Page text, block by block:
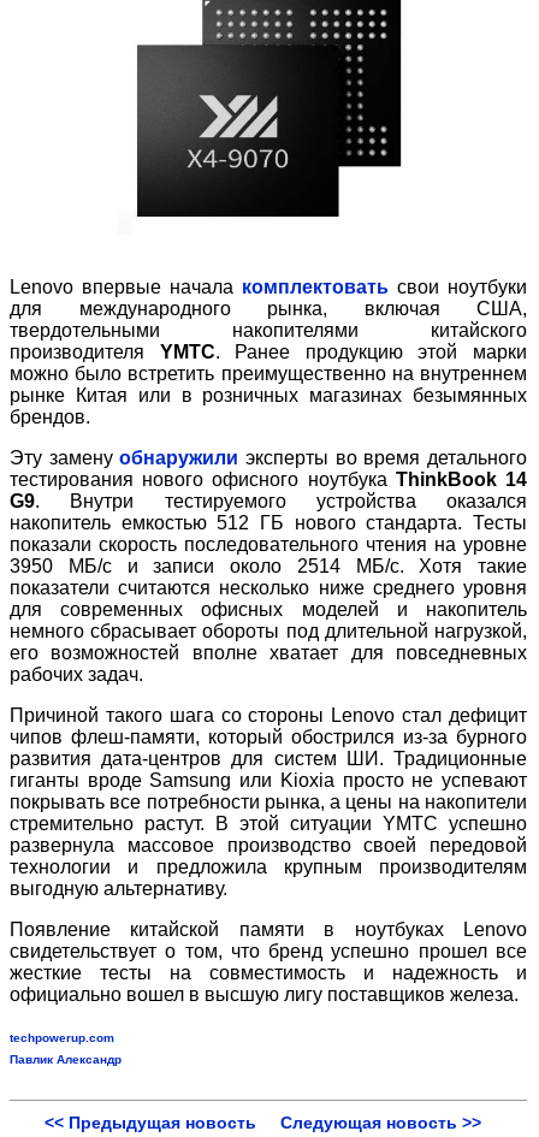
Lenovo впервые начала комплектовать свои ноутбуки
для международного рынка, включая США,
твердотельными накопителями китайского
производителя YMTC. Ранее продукцию этой марки
можно было встретить преимущественно на внутреннем
рынке Китая или в розничных магазинах безымянных
брендов.
Эту заменуобнаружили эксперты во время детального
тестирования нового офисного ноутбука ThinkBook 14
G9. Внутри тестируемого устройства оказался
накопитель емкостью 512 ГБ нового стандарта. Тесты
показали скорость последовательного чтения на уровне
3950 МБ/с и записи около 2514 МБ/с. Хотя такие
показатели считаются несколько ниже среднего уровня
для современных офисных моделей и накопитель
немного сбрасывает обороты под длительной нагрузкой,
его возможностей вполне хватает для повседневных
рабочих задач.
Причиной такого шага со стороны Lenovo стал дефицит
чипов флеш-памяти, который обострился из-за бурного
развития дата-центров для систем ШИ. Традиционные
гиганты вроде Samsung или Kioxia просто не успевают
покрывать все потребности рынка, а цены на накопители
стремительно растут. В этой ситуации YMTC успешно
развернула массовое производство своей передовой
технологии и предложила крупным производителям
выгодную альтернативу.
Появление китайской памяти в ноутбуках Lenovo
свидетельствует о том, что бренд успешно прошел все
жесткие тесты на совместимость и надежность и
официально вошел в высшую лигу поставщиков железа.
techpowerup.com
Павлик Александр
<< Предыдущая новость Следующая новость >>